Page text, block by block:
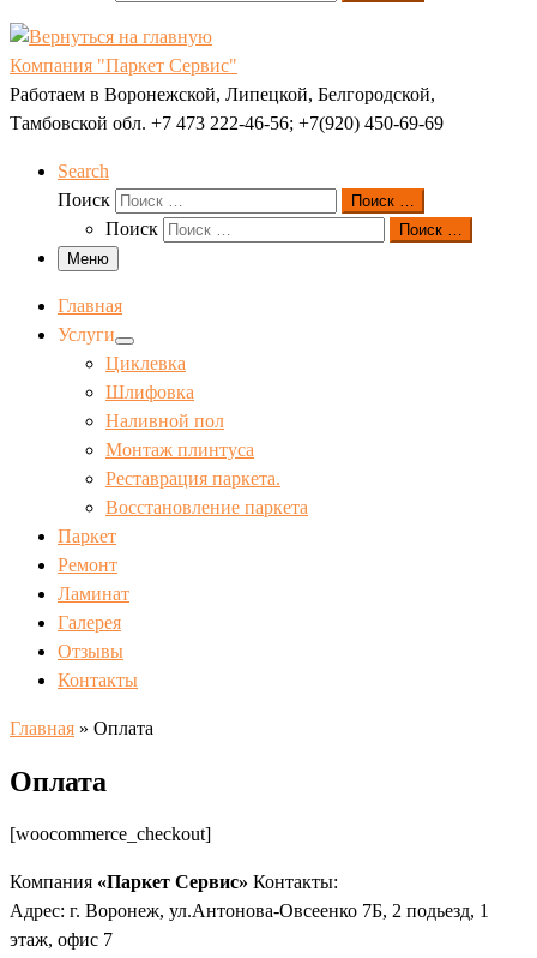
Компания "Паркет Сервис"
Работаем в Воронежской, Липецкой, Белгородской,
Тамбовской обл. +7 473 222-46-56; +7(920) 450-69-69
Search
Поиск
Поиск …
Поиск
Поиск …
Меню
Главная
Услуги
Циклевка
Шлифовка
Наливной пол
Монтаж плинтуса
Реставрация паркета.
Восстановление паркета
Паркет
Ремонт
Ламинат
Галерея
Отзывы
Контакты
Главная » Оплата
Оплата
[woocommerce_checkout]
Компания «Паркет Сервис» Контакты:
Адрес: г. Воронеж, ул.Антонова-Овсеенко 7Б, 2 подьезд, 1
этаж, офис 7